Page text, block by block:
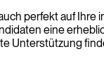
perfekt auf
eine
Unterstützung